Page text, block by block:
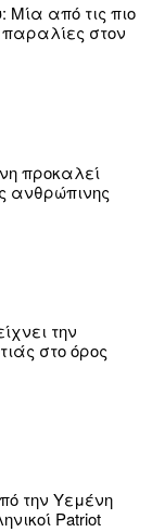
Μία από τις πιο
στον
προκαλεί
ανθρώπινης
την
στο όρος
την Υεμένη
Patriot